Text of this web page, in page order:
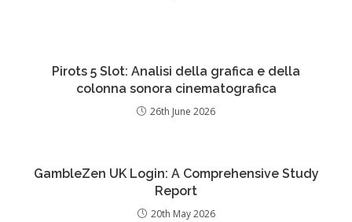
Pirots 5 Slot: Analisi della grafica e della
colonna sonora cinematografica
26th June 2026
GambleZen UK Login: A Comprehensive Study
Report
20th May 2026